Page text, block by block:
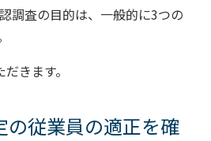
調査の目的は、一般的に3つの
きます。
の従業員の適正を確